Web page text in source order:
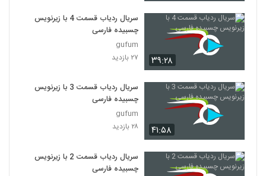
۳۹:۲۸
سریال ردیاب قسمت 4 با زیرنویس
چسبیده فارسی
gufum
۲۷ بازدید
۴۱:۵۸
سریال ردیاب قسمت 3 با زیرنویس
چسبیده فارسی
gufum
۲۸ بازدید
سریال ردیاب قسمت 2 با زیرنویس
چسبیده فارسی